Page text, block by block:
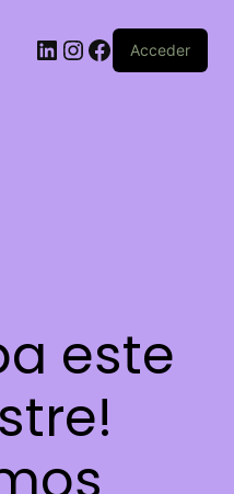
LinkedIn
Instagram
Facebook
Acceder
este